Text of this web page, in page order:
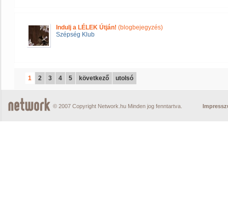
Indulj a LÉLEK Útján! (blogbejegyzés)
Szépség Klub
1 2 3 4 5 következő utolsó
© 2007 Copyright Network.hu Minden jog fenntartva.